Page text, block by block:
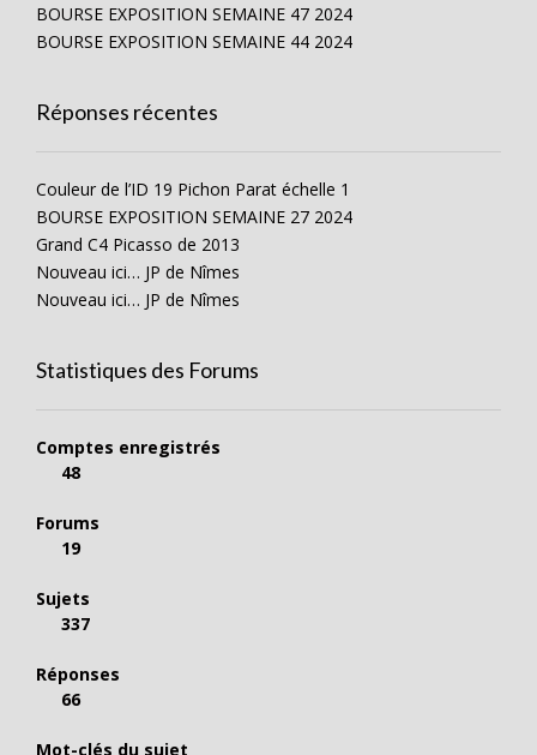
BOURSE EXPOSITION SEMAINE 47 2024
BOURSE EXPOSITION SEMAINE 44 2024
Réponses récentes
Couleur de l’ID 19 Pichon Parat échelle 1
BOURSE EXPOSITION SEMAINE 27 2024
Grand C4 Picasso de 2013
Nouveau ici… JP de Nîmes
Nouveau ici… JP de Nîmes
Statistiques des Forums
Comptes enregistrés
48
Forums
19
Sujets
337
Réponses
66
Mot-clés du sujet